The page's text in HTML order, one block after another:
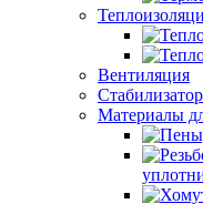
Вентиляция
Материалы